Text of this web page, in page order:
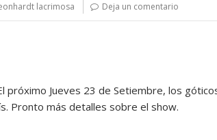
lacrimosa Deja un comentario
próximo Jueves 23 de Setiembre, los
Pronto más detalles sobre el show.